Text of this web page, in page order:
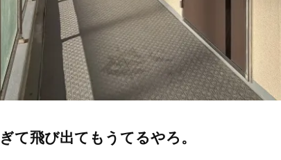
て飛び出てもうてるやろ。